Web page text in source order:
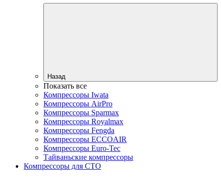
Назад
Показать все
Компрессоры Iwata
Компрессоры AirPro
Компрессоры Sparmax
Компрессоры Royalmax
Компрессоры Fengda
Компрессоры ECCOAIR
Компрессоры Euro-Tec
Тайваньские компрессоры
Компрессоры для СТО